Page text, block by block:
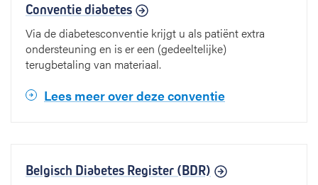
Conventie diabetes
Via de diabetesconventie krijgt u als patiënt extra
ondersteuning en is er een (gedeeltelijke)
terugbetaling van materiaal.
Lees meer over deze conventie
Belgisch Diabetes Register (BDR)